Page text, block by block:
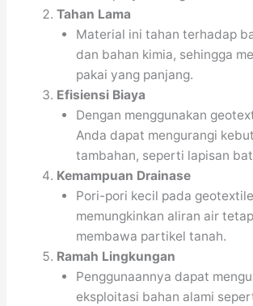
Tahan Lama
Material ini tahan terhadap
dan bahan kimia, sehingga
pakai yang panjang.
Efisiensi Biaya
Dengan menggunakan
Anda dapat mengurangi
tambahan, seperti lapisan
Kemampuan Drainase
Pori-pori kecil pada
memungkinkan aliran air
membawa partikel tanah.
Ramah Lingkungan
Penggunaannya dapat
eksploitasi bahan alami